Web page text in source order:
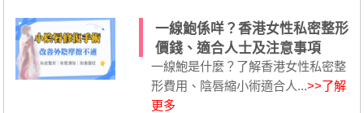
一線鮑係咩？香港女性私密整形
價錢、適合人士及注意事項
一線鮑是什麼？了解香港女性私密整
形費用、陰唇縮小術適合人...>>了解
更多